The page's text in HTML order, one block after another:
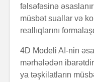
fəlsəfəsinə
müsbət suallar və
reallıqlarını
4D Modeli AI-nin
mərhələdən
ya təşkilatların